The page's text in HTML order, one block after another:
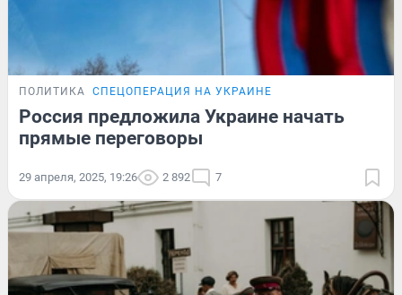
ПОЛИТИКА СПЕЦОПЕРАЦИЯ НА УКРАИНЕ
Россия предложила Украине начать
прямые переговоры
29 апреля, 2025, 19:26 2 892 7